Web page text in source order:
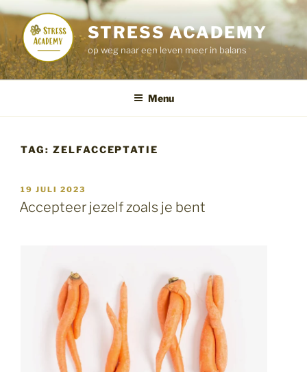
Ga
de
inhoud
STRESS ACADEMY
op weg naar een leven meer in balans
Menu
TAG: ZELFACCEPTATIE
GEPLAATST
OP
19 JULI 2023
Accepteer jezelf zoals je bent